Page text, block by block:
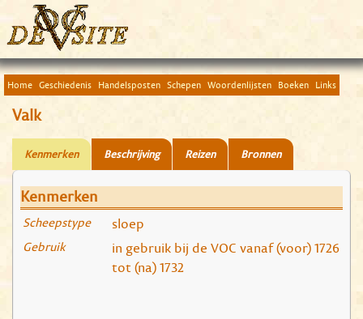
Home Geschiedenis Handelsposten Schepen Woordenlijsten Boeken Links
Valk
Kenmerken Beschrijving Reizen Bronnen
Kenmerken
Scheepstype sloep
Gebruik
in gebruik bij de VOC vanaf (voor) 1726
tot (na) 1732